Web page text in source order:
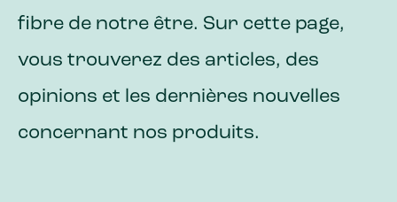
fibre de notre être. Sur cette page,
vous trouverez des articles, des
opinions et les dernières nouvelles
concernant nos produits.